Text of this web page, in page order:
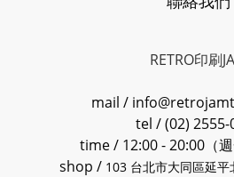
RETRO印刷
mail /
tel / (02) 2555-
time / 12:00 - 20:00（週
shop / 103 台北市大同區延